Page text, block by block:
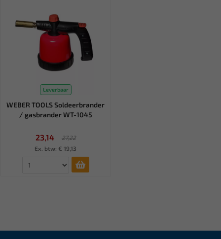
Leverbaar
WEBER TOOLS Soldeerbrander
/ gasbrander WT-1045
23,14
27,22
Ex. btw: € 19,13